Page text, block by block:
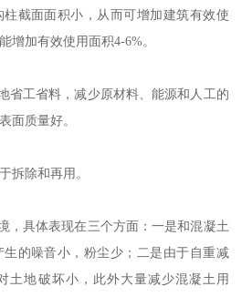
截面面积小，从而可增加建筑有效使
增加有效使用面积4-6%。
省工省料，减少原材料、能源和人工的
面质量好。
拆除和再用。
，具体表现在三个方面：一是和混凝土
的噪音小，粉尘少；二是由于自重减
土地破坏小，此外大量减少混凝土用